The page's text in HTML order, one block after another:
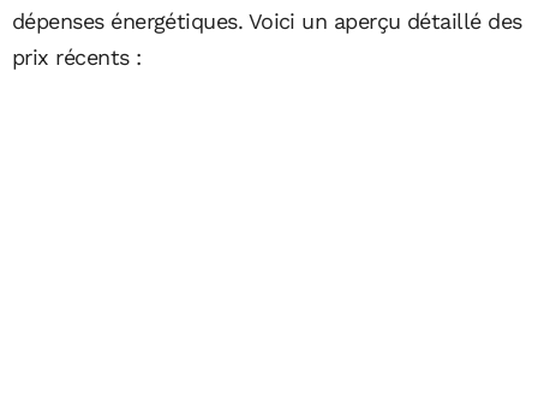
dépenses énergétiques. Voici un aperçu détaillé des
prix récents :